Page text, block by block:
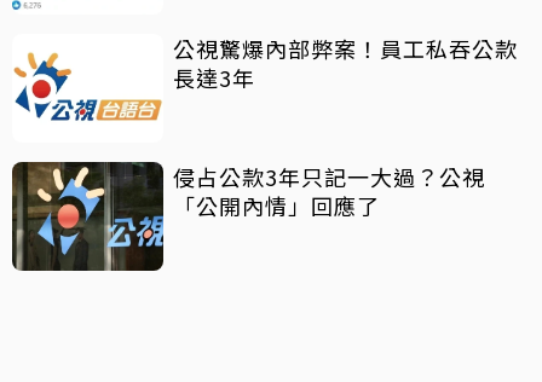
公視驚爆內部弊案！員工私吞公款
長達3年
侵占公款3年只記一大過？公視
「公開內情」回應了